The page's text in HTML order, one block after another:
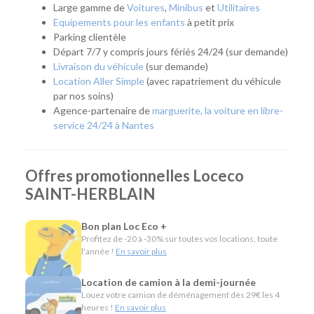
vous ayez besoin de remplacer temporairement votre
véhicule, notre agence vous accompagne avec une solution
adaptée. Son emplacement est idéal pour les habitants de
Saint-Herblain, Orvault, Sautron, Couëron ou encore de
l'ouest de la métropole nantaise.
Quel véhicule choisir ?
Notre agence met à votre disposition une flotte complète
quotidien.
Routières, SUV et monospaces pour les vacances ou
Minibus pour voyager en groupe.
Utilitaires de différentes capacités pour les
déménagements, les travaux ou le transport de
matériel.
Véhicules spécifiques, comme les camions
frigorifiques, les véhicules de chantier ou les modèles
électriques, pour répondre aux besoins des
Large gamme deVoitures, Minibus et Utilitaires
Equipements pour les enfants à petit prix
Parking clientèle
Départ 7/7 y compris jours fériés 24/24 (sur demande)
Livraison du véhicule(sur demande)
Location Aller Simple(avec rapatriement du véhicule
par nos soins)
Agence-partenaire demarguerite, la voiture en libre-
service 24/24 à Nantes
Offres promotionnelles Loceco
SAINT-HERBLAIN
Bon plan Loc Eco +
Profitez de -20 à -30% sur toutes vos locations, toute
l'année ! En savoir plus
Location de camion à la demi-journée
Louez votre camion de déménagement dès 29€ les 4
heures ! En savoir plus